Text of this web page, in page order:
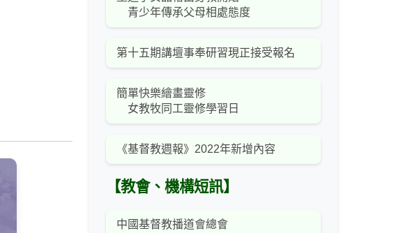
青少年傳承父母相處態度
第十五期講壇事奉研習現正接受報名
簡單快樂繪畫靈修
女教牧同工靈修學習日
《基督教週報》2022年新增內容
【教會、機構短訊】
中國基督教播道會總會